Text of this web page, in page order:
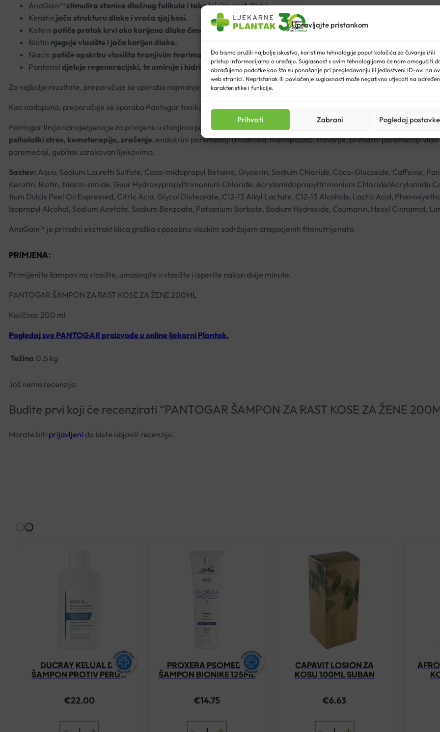
Upravljajte pristankom
Da bismo pružili najbolje iskustvo, koristimo tehnologije poput kolačića za čuvanje i/ili
pristup informacijama o uređaju. Suglasnost s ovim tehnologijama će nam omogućiti
obrađujemo podatke kao što su ponašanje pri pregledavanju ili jedinstveni ID-ovi na
web stranici. Nepristanak ili povlačenje suglasnosti može negativno utjecati na
karakteristike i funkcije.
Prihvati Zabrani Pogledaj postavke
AnaGain™stimulira stanice dlačnog folikula i tako inicira rast dlake.
Keratin jača strukturu dlake i vraća sjaj kosi.
Kofein potiče protok krvi oko korijena dlake čime poboljšava opskrbu hranjivim tvarima.
Biotin njeguje vlasište i jača korijen dlake.
Niacin potiče opskrbu vlasišta hranjivim tvarima za punu i gustu kosu.
Pantenol djeluje regeneracijski, te umiruje i hidrira vlasište.
Za najbolje rezultate, preporučuje se uporaba najmanje tijekomtri mjeseca.
Kao nadopuna, preporučuje se uporaba Pantogar tonika za aktivaciju rasta kose.
Pantogar linija namijenjena je za primjenu u stanjima povećanog difuznog opadanja kose kao što su:
pojačano lučenje
psihološki stres, kemoterapija, zračenje, endokrini poremećaji (trudnoća, menopauza), trovanje, primarni poremećaji
poremećaji, gubitak uzrokovan lijekovima.
Sastav: Aqua, Sodium Laureth Sulfate, Coca-midopropyl Betaine, Glycerin, Sodium Chloride, Coco-Glucoside, Caffeine,
Keratin, Biotin, Niacin-amide, Guar Hydroxypropyltrimonium Chloride, Acrylamidopropyltrimonium Chloride/Acrylamide
tium Dulcis Peel Oil Expressed, Citric Acid, Glycol Distearate, C12-13 Alkyl Lactate, C12-13 Alcohols, Lactic Acid,
Isopropyl Alcohol, Sodium Acetate, Sodium Benzoate, Potassium Sorbate, Sodium Hydroxide, Coumarin, Hexyl Cinnamal,
AnaGain™ je prirodni ekstrakt klica graška s posebno visokim sadržajem dragocjenih fitonutrijenata.
PRIMJENA:
Primijenite šampon na vlasište, umasirajte u vlasište i isperite nakon dvije minute.
PANTOGAR ŠAMPON ZA RAST KOSE ZA ŽENE 200ML
Količina: 200 ml
Pogledaj sve PANTOGAR proizvode u online ljekarni Plantak.
Težina 0.5 kg
Još nema recenzija.
Budite prvi koji će recenzirati “PANTOGAR ŠAMPON ZA RAST KOSE ZA ŽENE
Morate biti prijavljeni da biste objavili recenziju.
DUCRAY KELUAL DS
ŠAMPON PROTIV PERUTI
€22.00
DUCRAY
PROXERA PSOMED 3
ŠAMPON BIONIKE 125ML
€14.75
PROXERA
CAPAVIT LOSION ZA
KOSU 100ML SUBAN
€6.63
CAPAVIT